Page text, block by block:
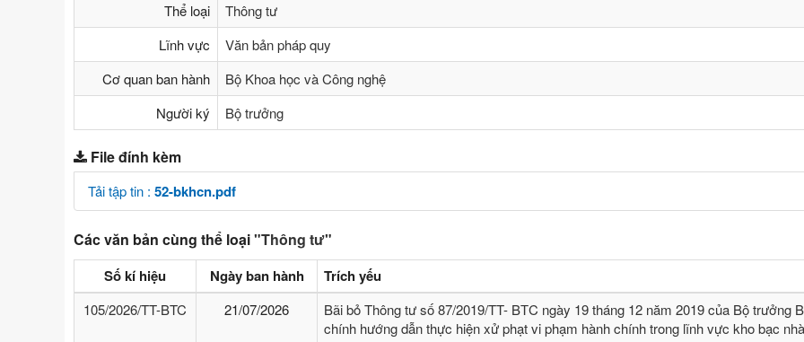
Thể loại
Thông tư
Lĩnh vực
Văn bản pháp quy
Cơ quan ban hành
Bộ Khoa học và Công nghệ
Người ký
Bộ trưởng
File đính kèm
Tải tập tin : 52-bkhcn.pdf
Các văn bản cùng thể loại"Thông tư"
Số kí hiệu Ngày ban hành Trích yếu
105/2026/TT-BTC 21/07/2026
Bãi bỏ Thông tư số 87/2019/TT- BТC ngày 19 tháng 12 năm 2019 của Bộ trưởng
chính hướng dẫn thực hiện xử phạt vi phạm hành chính trong lĩnh vực kho bạc